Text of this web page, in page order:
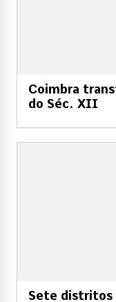
Coimbra
do Séc. XII
Sete distritos